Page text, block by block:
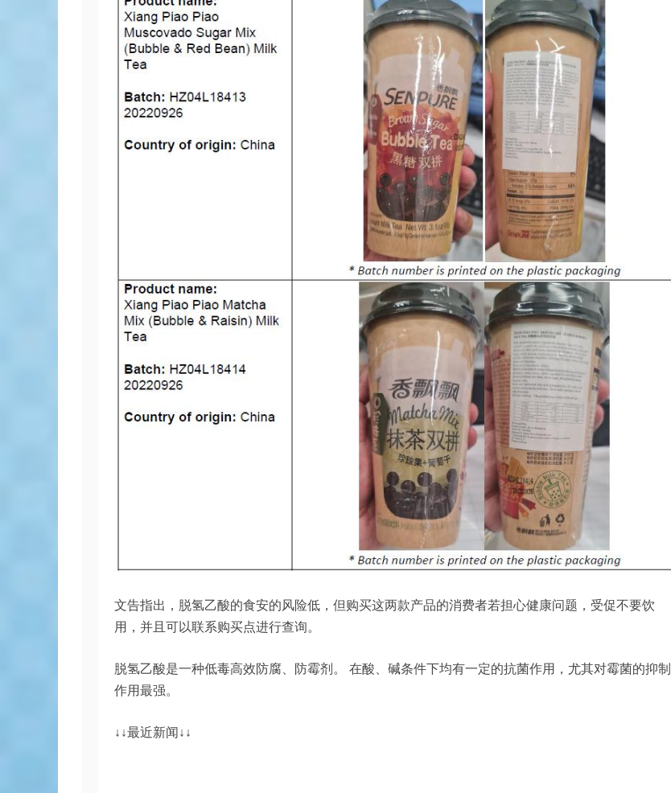
文告指出，脱氢乙酸的食安的风险低，但购买这两款产品的消费者若担心健康问题，受促不要饮
用，并且可以联系购买点进行查询。
脱氢乙酸是一种低毒高效防腐、防霉剂。 在酸、碱条件下均有一定的抗菌作用，尤其对霉菌的抑制
作用最强。
↓↓最近新闻↓↓